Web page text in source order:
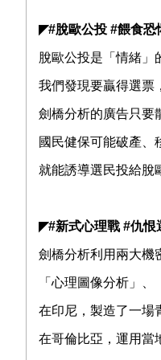
◤#脫歐公投 #餵食恐
脫歐公投是「情緒」
我們發現要贏得選票
劍橋分析的廣告只要
國民健保可能破產、
就能誘導選民投給脫
◤#新式心理戰#仇恨
劍橋分析利用兩大機
「心理圖像分析」、
在印尼，製造了一場
在哥倫比亞，運用當